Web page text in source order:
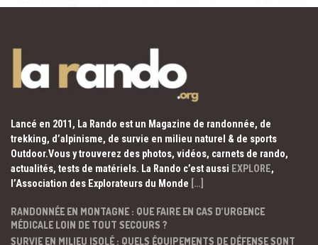
Lancé en 2011, La Rando est un Magazine de randonnée, de
trekking, d’alpinisme, de survie en milieu naturel & de sports
Outdoor.Vous y trouverez des photos, vidéos, carnets de rando,
actualités, tests de matériels. La Rando c’est aussi EXPLORE,
l’Association des Explorateurs du Monde […]
RANDONNÉE EN MONTAGNE : QUE FAIRE EN CAS D’URGENCE
MÉDICALE LOIN DE TOUT SECOURS ?
SURVIE EN MILIEU ISOLÉ : QUELS ÉQUIPEMENTS DE DÉFENSE SONT